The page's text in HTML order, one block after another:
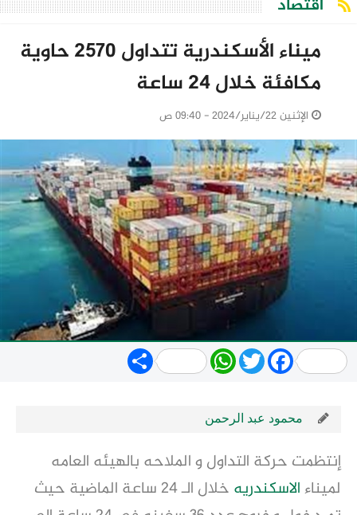
اقتصاد
ميناء الأسكندرية تتداول 2570 حاوية
مكافئة خلال 24 ساعة
الإثنين 22/يناير/2024 - 09:40 ص
Share WhatsApp
TwitterFacebook
محمود عبد الرحمن
إنتظمت حركة التداول و الملاحه بالهيئه العامه
لميناءالاسكندريه
خلال الـ 24 ساعة الماضية حيث